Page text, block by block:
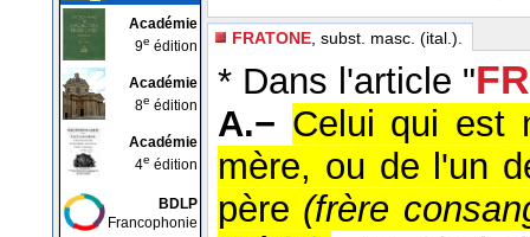
Académie
9e édition
Académie
8e édition
Académie
4e édition
BDLP
Francophonie
FRATONE , subst. masc. (ital.).
* Dans l'article "
A.− Celui qui est
mère, ou de l'un
père (frère